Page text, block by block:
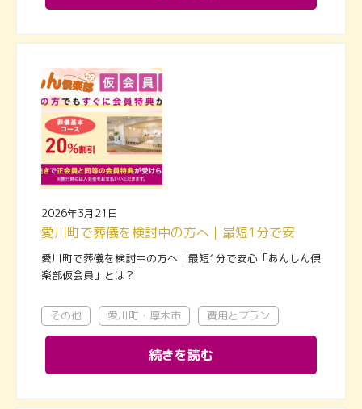
2026年3月21日
愛川町で葬儀を検討中の方へ｜最短1分で安心「あんしん倶
楽部仮会員」とは？
その他 愛川町・厚木市 費用とプラン
続きを読む